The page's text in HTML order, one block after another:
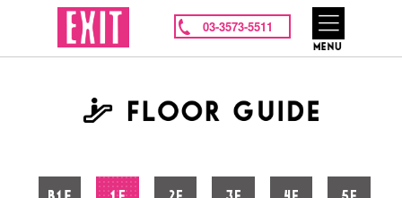
03-3573-5511